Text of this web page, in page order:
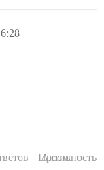
Просм.
Активность